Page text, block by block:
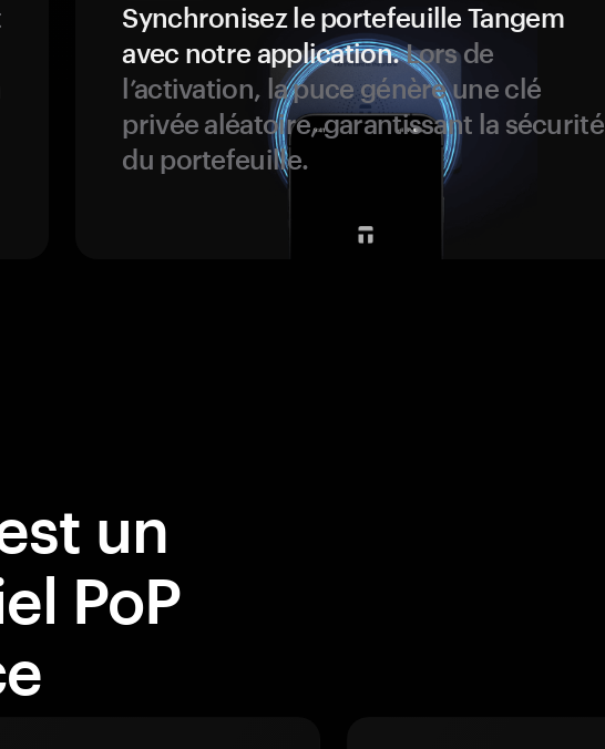
Synchronisez le portefeuille Tangem
avec notre application.Lors de
l’activation, la puce génère une clé
privée aléatoire, garantissant la sécurité
du portefeuille.
un
PoP